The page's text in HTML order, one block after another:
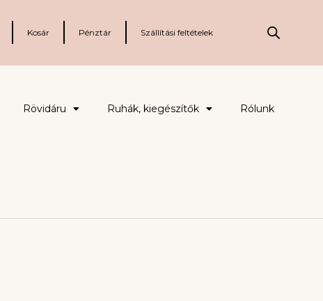
Kosár Pénztár Szállítási feltételek
Rövidáru Ruhák, kiegészítők Rólunk